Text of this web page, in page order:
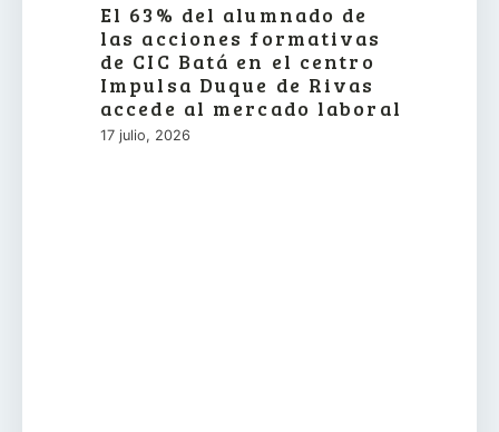
El 63% del alumnado de
las acciones formativas
de CIC Batá en el centro
Impulsa Duque de Rivas
accede al mercado laboral
17 julio, 2026